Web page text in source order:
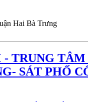
Hai Bà Trưng
- TRUNG
SÁT PHỐ